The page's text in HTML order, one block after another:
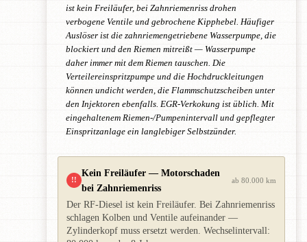
ist kein Freiläufer, bei Zahnriemenriss drohen
verbogene Ventile und gebrochene Kipphebel. Häufiger
Auslöser ist die zahnriemengetriebene Wasserpumpe, die
blockiert und den Riemen mitreißt — Wasserpumpe
daher immer mit dem Riemen tauschen. Die
Verteilereinspritzpumpe und die Hochdruckleitungen
können undicht werden, die Flammschutzscheiben unter
den Injektoren ebenfalls. EGR-Verkokung ist üblich. Mit
eingehaltenem Riemen-/Pumpenintervall und gepflegter
Einspritzanlage ein langlebiger Selbstzünder.
!!
Kein Freiläufer — Motorschaden
bei Zahnriemenriss
ab 80.000 km
Der RF-Diesel ist kein Freiläufer. Bei Zahnriemenriss
schlagen Kolben und Ventile aufeinander —
Zylinderkopf muss ersetzt werden. Wechselintervall: